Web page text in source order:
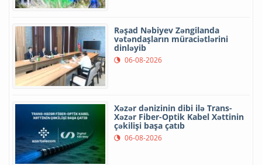
Rəşad Nəbiyev Zəngilanda
vətəndaşların müraciətlərini
dinləyib
06-08-2026
Xəzər dənizinin dibi ilə Trans-
Xəzər Fiber-Optik Kabel Xəttinin
çəkilişi başa çatıb
06-08-2026